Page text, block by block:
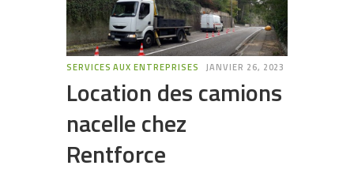
SERVICES AUX ENTREPRISES JANVIER 26, 2023
Location des camions
nacelle chez
Rentforce